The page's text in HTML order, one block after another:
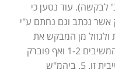
לבקשה). עוד נטען כי
נכתב וגם נחתם ע"י
ולגזול מן המבקש את
המקרקעין אשר מסר לטיפולים של המשיבים 1-2 ואף פוברק
דיווח לרשויות המס בגין עסקה פיקטיבית זו. 5. ביהמ"ש